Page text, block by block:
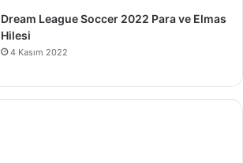
Dream League Soccer 2022 Para ve Elmas
Hilesi
4 Kasım 2022